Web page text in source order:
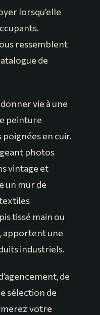
lorsqu’elle
ressemblent
de
vie à une
peinture
en cuir.
photos
vintage et
un mur de
tissé main ou
apportent une
industriels.
de
sélection de
votre